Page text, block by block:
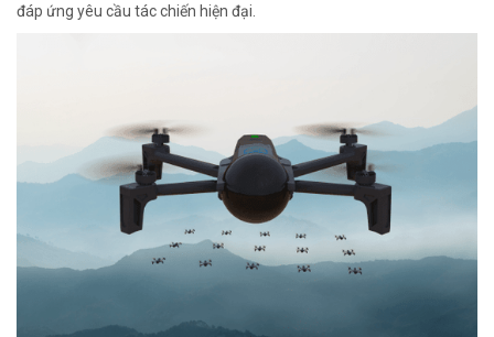
đáp ứng yêu cầu tác chiến hiện đại.